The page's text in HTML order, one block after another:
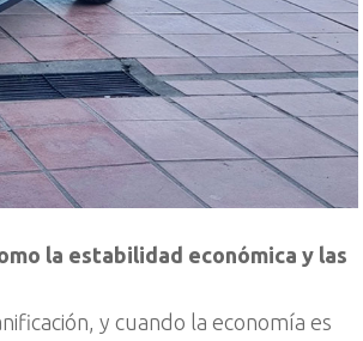
la estabilidad económica y las
y cuando la economía es